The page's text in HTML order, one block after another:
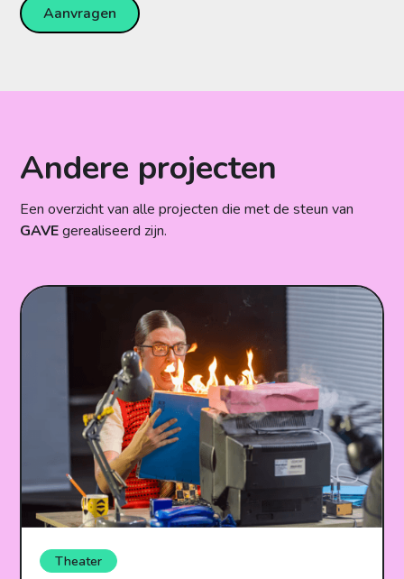
Aanvragen
Andere projecten
Een overzicht van alle projecten die met de steun van
GAVEgerealiseerd zijn.
Theater